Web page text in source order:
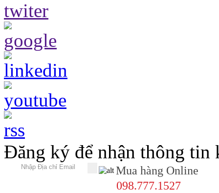
Đăng ký để nhận thông tin
Mua hàng Online
098.777.1527